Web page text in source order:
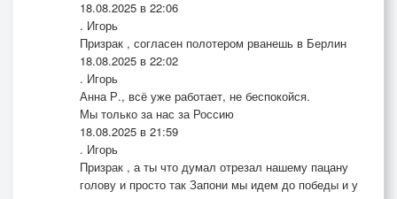
18.08.2025 в 22:06
. Игорь
Призрак , согласен полотером рванешь в Берлин
18.08.2025 в 22:02
. Игорь
Анна Р., всё уже работает, не беспокойся.
Мы только за нас за Россию
18.08.2025 в 21:59
. Игорь
Призрак , а ты что думал отрезал нашему пацану
голову и просто так Запони мы идем до победы и у